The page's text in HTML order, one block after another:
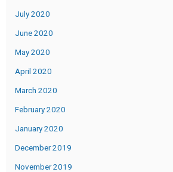
July 2020
June 2020
May 2020
April 2020
March 2020
February 2020
January 2020
December 2019
November 2019